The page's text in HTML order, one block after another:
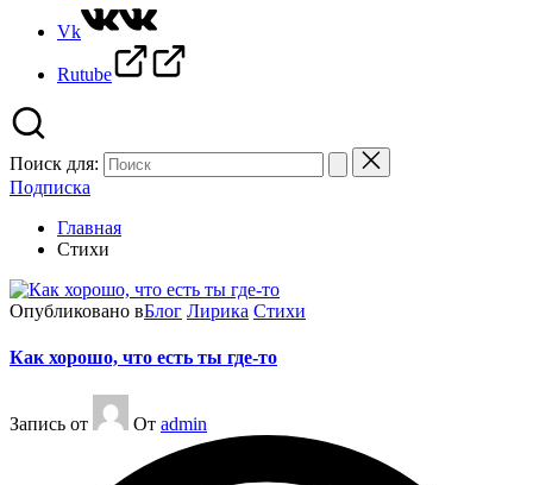
Vk
Rutube
Поиск для:
Подписка
Главная
Стихи
Опубликовано вБлог Лирика Стихи
Как хорошо, что есть ты где-то
Запись от От admin